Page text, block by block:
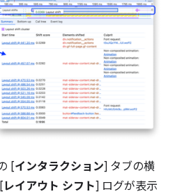
[インタラクション] タブの横
レイアウト シフト] ログが表示